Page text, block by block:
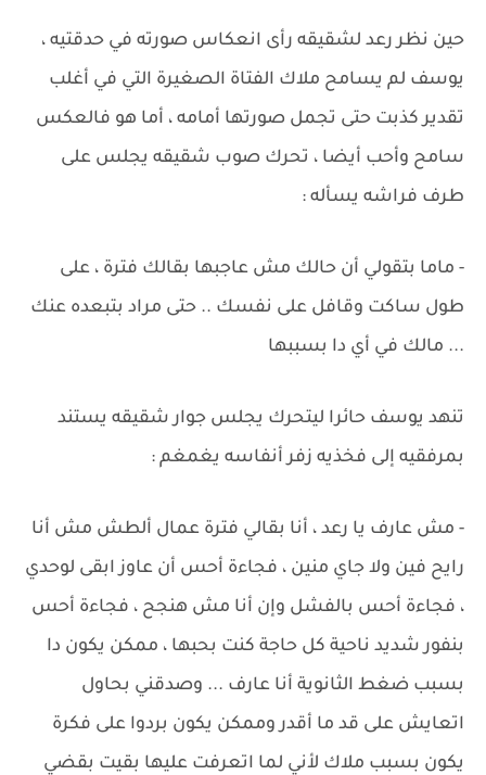
حين نظر رعد لشقيقه رأى انعكاس صورته في حدقتيه ،
يوسف لم يسامح ملاك الفتاة الصغيرة التي في أغلب
تقدير كذبت حتى تجمل صورتها أمامه ، أما هو فالعكس
سامح وأحب أيضا ، تحرك صوب شقيقه يجلس على
طرف فراشه يسأله :
- ماما بتقولي أن حالك مش عاجبها بقالك فترة ، على
طول ساكت وقافل على نفسك .. حتى مراد بتبعده عنك
... مالك في أي دا بسببها
تنهد يوسف حائرا ليتحرك يجلس جوار شقيقه يستند
بمرفقيه إلى فخذيه زفر أنفاسه يغمغم :
- مش عارف يا رعد ، أنا بقالي فترة عمال ألطش مش أنا
رايح فين ولا جاي منين ، فجاءة أحس أن عاوز ابقى لوحدي
، فجاءة أحس بالفشل وإن أنا مش هنجح ، فجاءة أحس
بنفور شديد ناحية كل حاجة كنت بحبها ، ممكن يكون دا
بسبب ضغط الثانوية أنا عارف ... وصدقني بحاول
اتعايش على قد ما أقدر وممكن يكون بردوا على فكرة
يكون بسبب ملاك لأني لما اتعرفت عليها بقيت بقضي